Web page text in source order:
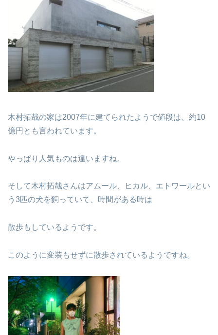
木村拓哉の家は2007年に建てられたようで値段は、約10
億円とも言われています。
やっぱり人気ものは違いますね。
そして木村拓哉さんはアムール、ヒカル、エトワールとい
う3匹の犬を飼っていて、時間がある時は
散歩もしているようです。
このように変装もせずに散歩されているようですね。